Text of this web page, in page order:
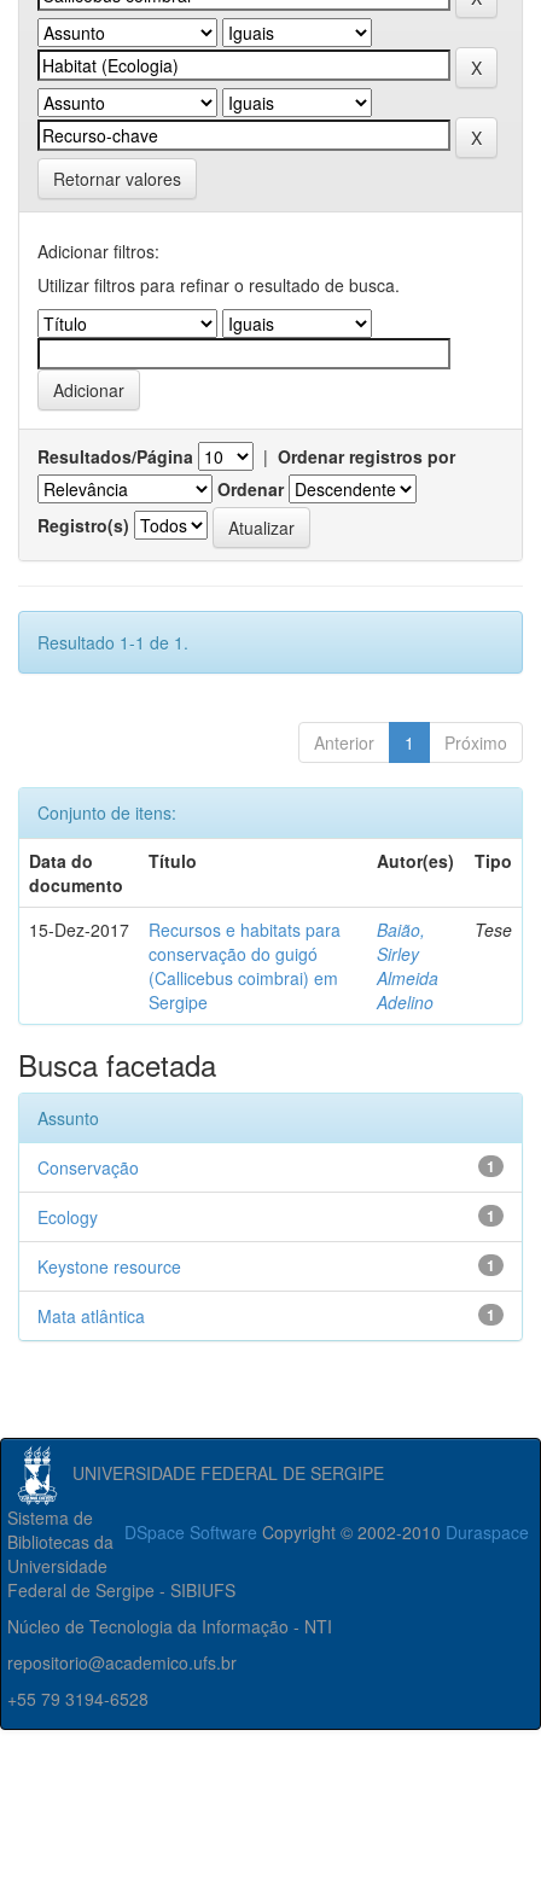
Retornar valores
Adicionar filtros:
Utilizar filtros para refinar o resultado de busca.
Resultados/Página | Ordenar registros por
Ordenar
Registro(s)
Resultado 1-1 de 1.
Anterior 1 Próximo
Conjunto de itens:
Data do
documento
Título Autor(es) Tipo
15-Dez-2017
Recursos e habitats para
conservação do guigó
(Callicebus coimbrai) em
Sergipe
Baião,
Sirley
Almeida
Adelino
Tese
Busca facetada
Assunto
1
Conservação
1
Ecology
1
Keystone resource
1
Mata atlântica
UNIVERSIDADE FEDERAL DE SERGIPE
DSpace Software Copyright © 2002-2010 Duraspace
Sistema de
Bibliotecas da
Universidade
Federal de Sergipe - SIBIUFS
Núcleo de Tecnologia da Informação - NTI
repositorio@academico.ufs.br
+55 79 3194-6528